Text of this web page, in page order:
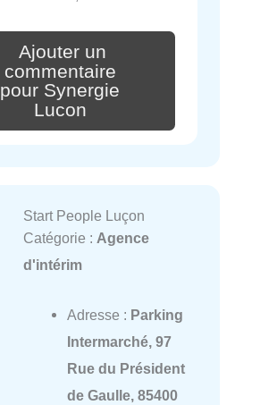
Ajouter un
commentaire
pour Synergie
Lucon
Start People Luçon
Catégorie : Agence
d'intérim
Adresse : Parking
Intermarché, 97
Rue du Président
de Gaulle, 85400